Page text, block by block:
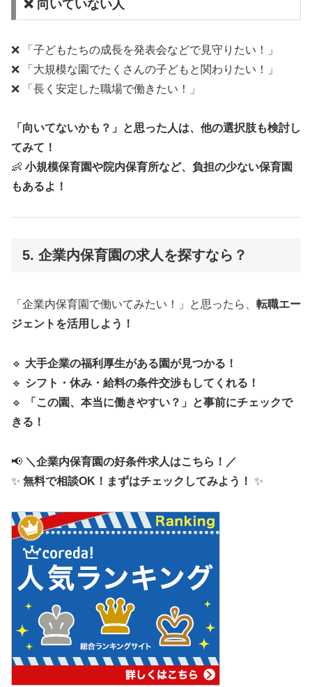
❌ 向いていない人
❌ 「子どもたちの成長を発表会などで見守りたい！」
❌ 「大規模な園でたくさんの子どもと関わりたい！」
❌ 「長く安定した職場で働きたい！」
「向いてないかも？」と思った人は、他の選択肢も検討し
てみて！
👶 小規模保育園や院内保育所など、負担の少ない保育園
もあるよ！
5. 企業内保育園の求人を探すなら？
「企業内保育園で働いてみたい！」と思ったら、 転職エー
ジェントを活用しよう！
🔹 大手企業の福利厚生がある園が見つかる！
🔹 シフト・休み・給料の条件交渉もしてくれる！
🔹
「この園、本当に働きやすい？」と事前にチェックで
きる！
📢 ＼企業内保育園の好条件求人はこちら！／
✨ 無料で相談OK！まずはチェックしてみよう！ ✨